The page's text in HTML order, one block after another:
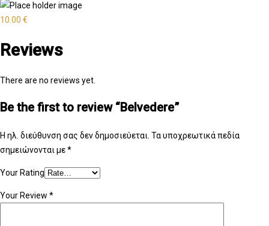
10.00 €
Reviews
There are no reviews yet.
Be the first to review “Belvedere”
Η ηλ. διεύθυνση σας δεν δημοσιεύεται. Τα υποχρεωτικά πεδία
σημειώνονται με*
Your Rating
Your Review *